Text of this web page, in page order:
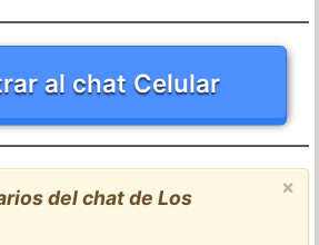
al chat Celular
×
del chat de Los